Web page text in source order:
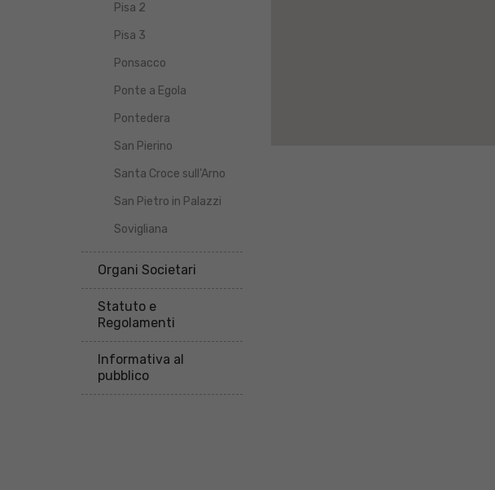
Pisa 2
Pisa 3
Ponsacco
Ponte a Egola
Pontedera
San Pierino
Santa Croce sull’Arno
San Pietro in Palazzi
Sovigliana
Organi Societari
Statuto e
Regolamenti
Informativa al
pubblico